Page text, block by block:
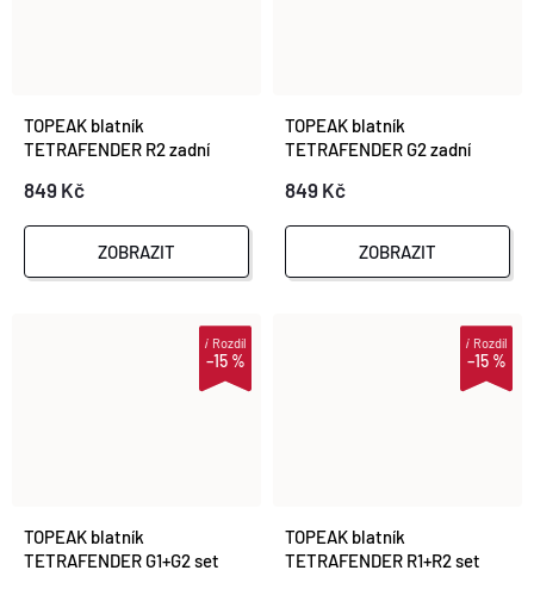
TOPEAK blatník
TETRAFENDER R2 zadní
849 Kč
ZOBRAZIT
TOPEAK blatník
TETRAFENDER G2 zadní
849 Kč
ZOBRAZIT
–15 %
iRozdíl
TOPEAK blatník
TETRAFENDER G1+G2 set
–15 %
iRozdíl
TOPEAK blatník
TETRAFENDER R1+R2 set